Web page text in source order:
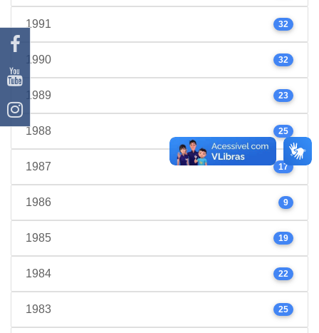
1991 32
1990 32
1989 23
1988 25
1987 17
1986 9
1985 19
1984 22
1983 25